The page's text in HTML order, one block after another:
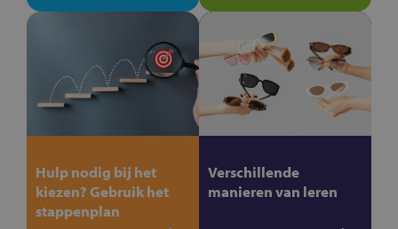
Hulp nodig bij het
kiezen? Gebruik het
stappenplan
Verschillende
manieren van leren